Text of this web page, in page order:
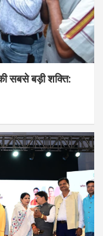
सबसे बड़ी शक्ति: